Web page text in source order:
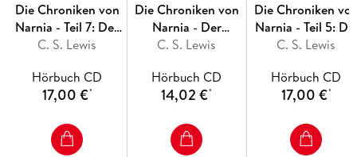
Die Chroniken von
Narnia - Teil 7: Der
letzte Kampf
C. S. Lewis
Hörbuch CD
17,00 €*
Die Chroniken von
Narnia - Der
silberne Sessel,5
C. S. Lewis
Hörbuch CD
14,02 €*
Die Chroniken
Narnia - Teil 5: Die
Reise auf der
C. S. Lewis
Hörbuch CD
17,00 €*